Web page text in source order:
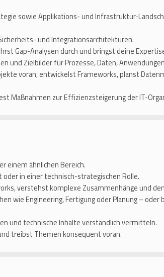
sowie Applikations- und Infrastruktur-
und Integrationsarchitekturen.
Gap-Analysen durch und bringst deine
und Zielbilder für Prozesse, Daten,
voran, entwickelst Frameworks, planst
Maßnahmen zur Effizienzsteigerung der IT-
einem ähnlichen Bereich.
in einer technisch-strategischen Rolle.
verstehst komplexe Zusammenhänge und
wie Engineering, Fertigung oder Planung – oder
und technische Inhalte verständlich vermitteln.
treibst Themen konsequent voran.